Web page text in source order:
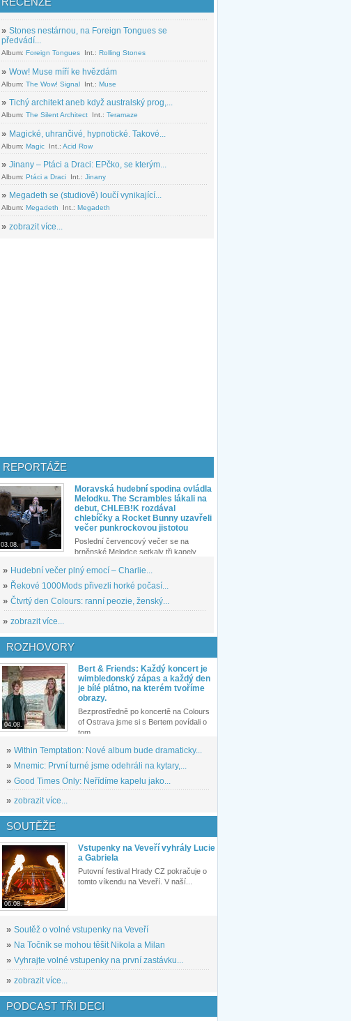
» Stones nestárnou, na Foreign Tongues se
předvádí...
Album: Foreign Tongues Int.: Rolling Stones
» Wow! Muse míří ke hvězdám
Album: The Wow! Signal Int.: Muse
» Tichý architekt aneb když australský prog,...
Album: The Silent Architect Int.: Teramaze
» Magické, uhrančivé, hypnotické. Takové...
Album: Magic Int.: Acid Row
» Jinany – Ptáci a Draci: EPčko, se kterým...
Album: Ptáci a Draci Int.: Jinany
» Megadeth se (studiově) loučí vynikající...
Album: Megadeth Int.: Megadeth
» zobrazit více...
REPORTÁŽE
03.08.
Moravská hudební spodina ovládla
Melodku. The Scrambles lákali na
debut, CHLEB!K rozdával
chlebíčky a Rocket Bunny uzavřeli
večer punkrockovou jistotou
Poslední červencový večer se na
brněnské Melodce setkaly tři kapely...
» Hudební večer plný emocí – Charlie...
» Řekové 1000Mods přivezli horké počasí...
» Čtvrtý den Colours: ranní peozie, ženský...
» zobrazit více...
ROZHOVORY
04.08.
Bert & Friends: Každý koncert je
wimbledonský zápas a každý den
je bílé plátno, na kterém tvoříme
obrazy.
Bezprostředně po koncertě na Colours
of Ostrava jsme si s Bertem povídali o
tom,...
» Within Temptation: Nové album bude dramaticky...
» Mnemic: První turné jsme odehráli na kytary,...
» Good Times Only: Neřídíme kapelu jako...
» zobrazit více...
SOUTĚŽE
06.08.
Vstupenky na Veveří vyhrály Lucie
a Gabriela
Putovní festival Hrady CZ pokračuje o
tomto víkendu na Veveří. V naší...
» Soutěž o volné vstupenky na Veveří
» Na Točník se mohou těšit Nikola a Milan
» Vyhrajte volné vstupenky na první zastávku...
» zobrazit více...
PODCAST TŘI DECI